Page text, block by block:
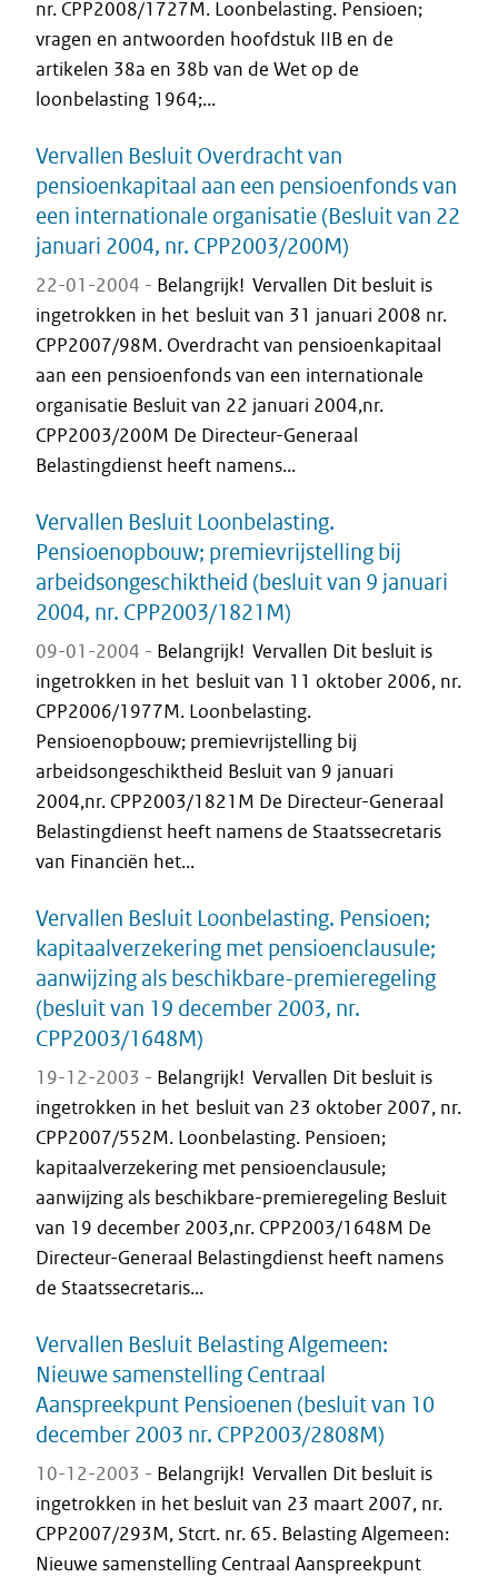
nr. CPP2008/1727M. Loonbelasting. Pensioen;
vragen en antwoorden hoofdstuk IIB en de
artikelen 38a en 38b van de Wet op de
loonbelasting 1964;...
Vervallen Besluit Overdracht van
pensioenkapitaal aan een pensioenfonds van
een internationale organisatie (Besluit van 22
januari 2004, nr. CPP2003/200M)
22-01-2004 - Belangrijk! Vervallen Dit besluit is
ingetrokken in het besluit van 31 januari 2008 nr.
CPP2007/98M. Overdracht van pensioenkapitaal
aan een pensioenfonds van een internationale
organisatie Besluit van 22 januari 2004,nr.
CPP2003/200M De Directeur-Generaal
Belastingdienst heeft namens...
Vervallen Besluit Loonbelasting.
Pensioenopbouw; premievrijstelling bij
arbeidsongeschiktheid (besluit van 9 januari
2004, nr. CPP2003/1821M)
09-01-2004 - Belangrijk! Vervallen Dit besluit is
ingetrokken in het besluit van 11 oktober 2006, nr.
CPP2006/1977M. Loonbelasting.
Pensioenopbouw; premievrijstelling bij
arbeidsongeschiktheid Besluit van 9 januari
2004,nr. CPP2003/1821M De Directeur-Generaal
Belastingdienst heeft namens de Staatssecretaris
van Financiën het...
Vervallen Besluit Loonbelasting. Pensioen;
kapitaalverzekering met pensioenclausule;
aanwijzing als beschikbare-premieregeling
(besluit van 19 december 2003, nr.
CPP2003/1648M)
19-12-2003 - Belangrijk! Vervallen Dit besluit is
ingetrokken in het besluit van 23 oktober 2007, nr.
CPP2007/552M. Loonbelasting. Pensioen;
kapitaalverzekering met pensioenclausule;
aanwijzing als beschikbare-premieregeling Besluit
van 19 december 2003,nr. CPP2003/1648M De
Directeur-Generaal Belastingdienst heeft namens
de Staatssecretaris...
Vervallen Besluit Belasting Algemeen:
Nieuwe samenstelling Centraal
Aanspreekpunt Pensioenen (besluit van 10
december 2003 nr. CPP2003/2808M)
10-12-2003 - Belangrijk! Vervallen Dit besluit is
ingetrokken in het besluit van 23 maart 2007, nr.
CPP2007/293M, Stcrt. nr. 65. Belasting Algemeen:
Nieuwe samenstelling Centraal Aanspreekpunt